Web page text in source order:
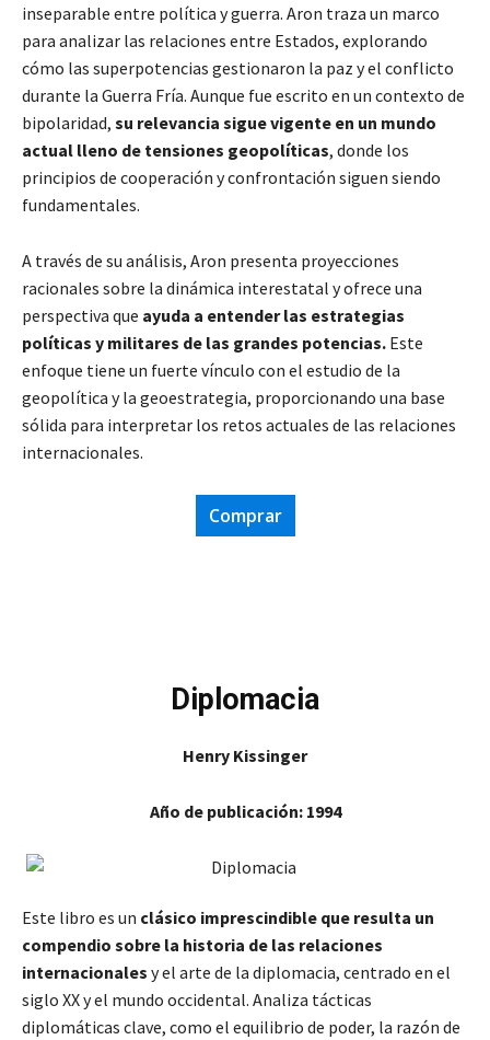
inseparable entre política y guerra. Aron traza un marco
para analizar las relaciones entre Estados, explorando
cómo las superpotencias gestionaron la paz y el conflicto
durante la Guerra Fría. Aunque fue escrito en un contexto de
bipolaridad, su relevancia sigue vigente en un mundo
actual lleno de tensiones geopolíticas, donde los
principios de cooperación y confrontación siguen siendo
fundamentales.
A través de su análisis, Aron presenta proyecciones
racionales sobre la dinámica interestatal y ofrece una
perspectiva que ayuda a entender las estrategias
políticas y militares de las grandes potencias. Este
enfoque tiene un fuerte vínculo con el estudio de la
geopolítica y la geoestrategia, proporcionando una base
sólida para interpretar los retos actuales de las relaciones
internacionales.
Comprar
Diplomacia
Henry Kissinger
Año de publicación: 1994
Este libro es un clásico imprescindible que resulta un
compendio sobre la historia de las relaciones
internacionales y el arte de la diplomacia, centrado en el
siglo XX y el mundo occidental. Analiza tácticas
diplomáticas clave, como el equilibrio de poder, la razón de